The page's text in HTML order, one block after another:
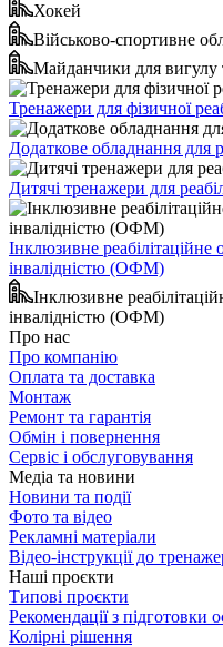
Хокей
Військово-спортивне
Майданчики для вигулу
Тренажери для фізичної
Додаткове обладнання для
Дитячі тренажери для
Інклюзивне реабілітаційне
інвалідністю (ОФМ)
Інклюзивне
інвалідністю (ОФМ)
Про нас
Про компанію
Оплата та доставка
Монтаж
Ремонт та гарантія
Обмін і повернення
Сервіс і обслуговування
Медіа та новини
Новини та події
Фото та відео
Рекламні матеріали
Відео-інструкції до
Наші проєкти
Типові проєкти
Рекомендації з підготовки
Колірні рішення